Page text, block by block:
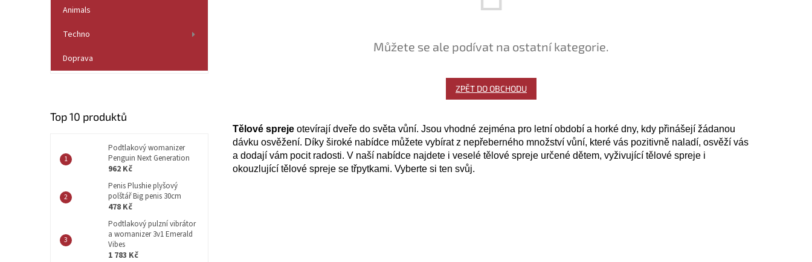
l
Animals
Techno
Doprava
Top 10 produktů
Podtlakový womanizer
Penguin Next Generation
962 Kč
Penis Plushie plyšový
polštář Big penis 30cm
478 Kč
Podtlakový pulzní vibrátor
a womanizer 3v1 Emerald
Vibes
1 783 Kč
Můžete se ale podívat na ostatní kategorie.
ZPĚT DO OBCHODU
Tělové spreje otevírají dveře do světa vůní. Jsou vhodné zejména pro letní období a horké dny, kdy přinášejí žádanou
dávku osvěžení. Díky široké nabídce můžete vybírat z nepřeberného množství vůní, které vás pozitivně naladí, osvěží vás
a dodají vám pocit radosti. V naší nabídce najdete i veselé tělové spreje určené dětem, vyživující tělové spreje i
okouzlující tělové spreje se třpytkami. Vyberte si ten svůj.